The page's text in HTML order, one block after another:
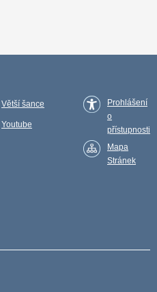
Větší šance
Youtube
Prohlášení
o
přístupnosti
Mapa
Stránek